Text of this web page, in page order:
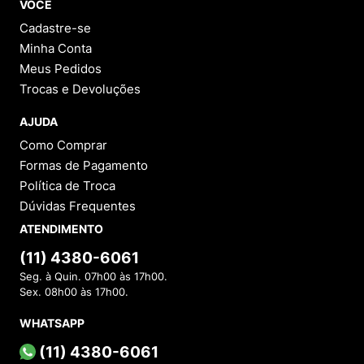
os itens mais cobiçados:
Estojo 100 Pens Kipling:
da marca, ideal para quem precisa de
organização máxima. Disponível desde o clássico
preto até estampas modernas e vibrantes.
frescos com o estilo inconfundível da marca.
Guia Rápido: Dúvidas sobre a Kipling
As bolsas Kipling são resistentes?
Sim. A maioria é fabricada em
extremamente leve, durável e fácil de limpar, projetado
para encarar a rotina intensa e a correria do dia a dia.
Dá para usar na faculdade ou escola?
Com certeza. As mochilas Kipling são as favoritas dos
estudantes devido ao seu sistema de organização
VOCÊ
Cadastre-se
Minha Conta
Meus Pedidos
Trocas e Devoluções
AJUDA
Como Comprar
Formas de Pagamento
Política de Troca
Dúvidas Frequentes
ATENDIMENTO
(11) 4380-6061
Seg. à Quin. 07h00 às 17h00.
Sex. 08h00 às 17h00.
WHATSAPP
(11) 4380-6061